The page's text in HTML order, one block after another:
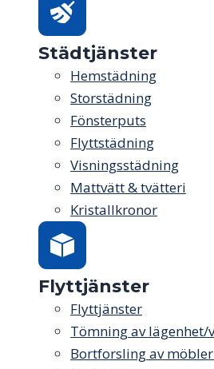
Städtjänster
Hemstädning
Storstädning
Fönsterputs
Flyttstädning
Visningsstädning
Mattvätt & tvätteri
Kristallkronor
Flyttjänster
Flyttjänster
Tömning av lägenhet/
Bortforsling av